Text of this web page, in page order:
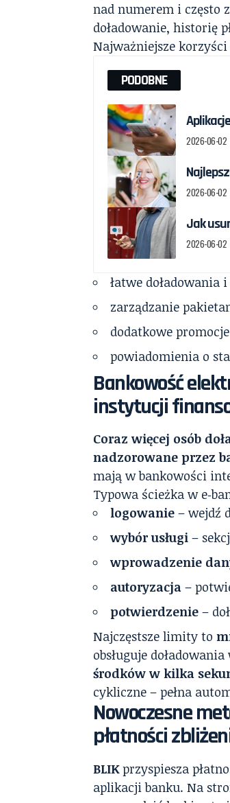
nad numerem i często
doładowanie, historię
Najważniejsze
PODOBNE
2026-06-02
2026-06-02
Jak
2026-06-02
łatwe doładowania
zarządzanie
dodatkowe
powiadomienia o
Bankowość
instytucji
Coraz więcej osób
nadzorowane przez
mają w bankowości
Typowa ścieżka w
logowanie – wejdź
wybór usługi –
wprowadzenie
autoryzacja –
potwierdzenie –
Najczęstsze limity to
obsługuje
środków w kilka
cykliczne – pełna
Nowoczesne
płatności
BLIKprzyspiesza
aplikacji banku. Na